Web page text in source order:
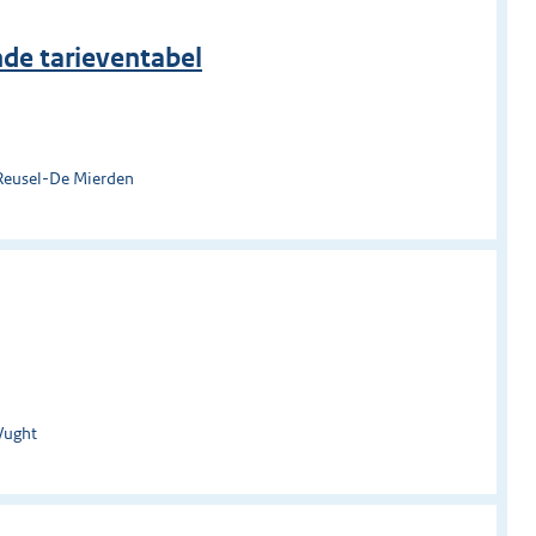
tarieventabel
De Mierden